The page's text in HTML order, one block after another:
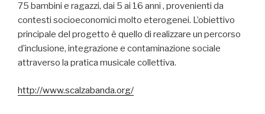
75 bambini e ragazzi, dai 5 ai 16 anni , provenienti da
contesti socioeconomici molto eterogenei. L’obiettivo
principale del progetto è quello di realizzare un percorso
d’inclusione, integrazione e contaminazione sociale
attraverso la pratica musicale collettiva.
http://www.scalzabanda.org/